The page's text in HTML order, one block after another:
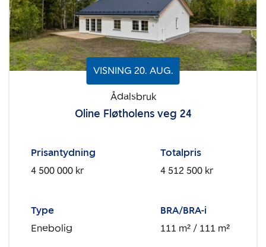
VISNING 20. AUG.
Ådalsbruk
Oline Fløtholens veg 24
Prisantydning
4 500 000 kr
Totalpris
4 512 500 kr
Type
Enebolig
BRA/BRA-i
111 m² / 111 m²